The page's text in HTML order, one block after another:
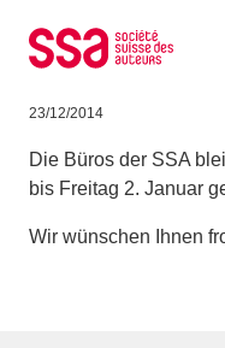
geschlossen
23/12/2014
Die Büros der SSA
bis Freitag 2. Januar
Wir wünschen Ihnen